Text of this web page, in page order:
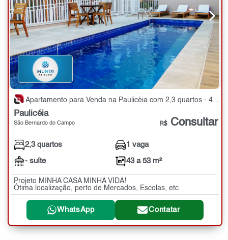
Apartamento para Venda na Paulicéia com 2,3 quartos - 43 a 53 m²
Paulicéia
São Bernardo do Campo R$ Consultar
2,3 quartos
- suíte
1 vaga
43 a 53 m²
Projeto MINHA CASA MINHA VIDA!
Ótima localização, perto de Mercados, Escolas, etc.
WhatsApp Contatar